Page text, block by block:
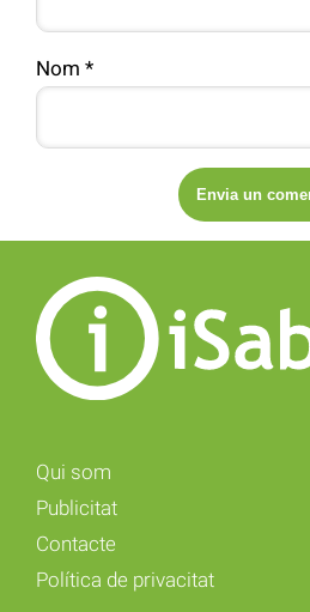
Nom *
Qui som
Publicitat
Contacte
Política de privacitat